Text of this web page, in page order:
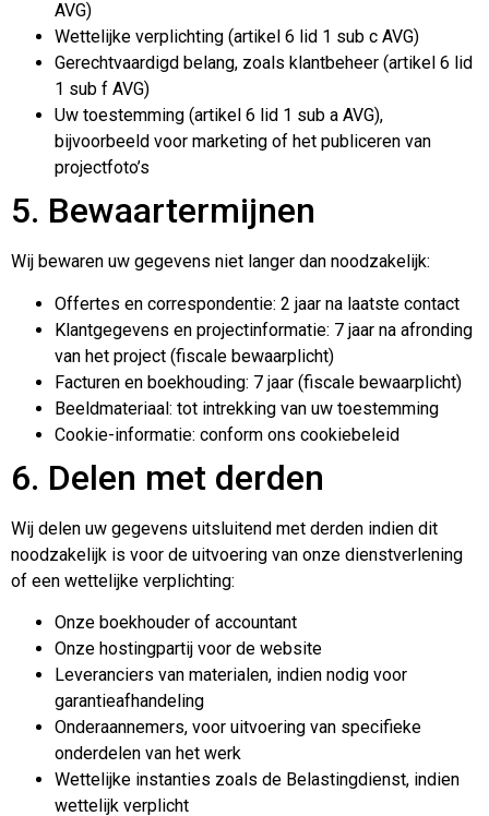
AVG)
Wettelijke verplichting (artikel 6 lid 1 sub c AVG)
Gerechtvaardigd belang, zoals klantbeheer (artikel 6 lid
1 sub f AVG)
Uw toestemming (artikel 6 lid 1 sub a AVG),
bijvoorbeeld voor marketing of het publiceren van
projectfoto’s
5. Bewaartermijnen
Wij bewaren uw gegevens niet langer dan noodzakelijk:
Offertes en correspondentie: 2 jaar na laatste contact
Klantgegevens en projectinformatie: 7 jaar na afronding
van het project (fiscale bewaarplicht)
Facturen en boekhouding: 7 jaar (fiscale bewaarplicht)
Beeldmateriaal: tot intrekking van uw toestemming
Cookie-informatie: conform ons cookiebeleid
6. Delen met derden
Wij delen uw gegevens uitsluitend met derden indien dit
noodzakelijk is voor de uitvoering van onze dienstverlening
of een wettelijke verplichting:
Onze boekhouder of accountant
Onze hostingpartij voor de website
Leveranciers van materialen, indien nodig voor
garantieafhandeling
Onderaannemers, voor uitvoering van specifieke
onderdelen van het werk
Wettelijke instanties zoals de Belastingdienst, indien
wettelijk verplicht